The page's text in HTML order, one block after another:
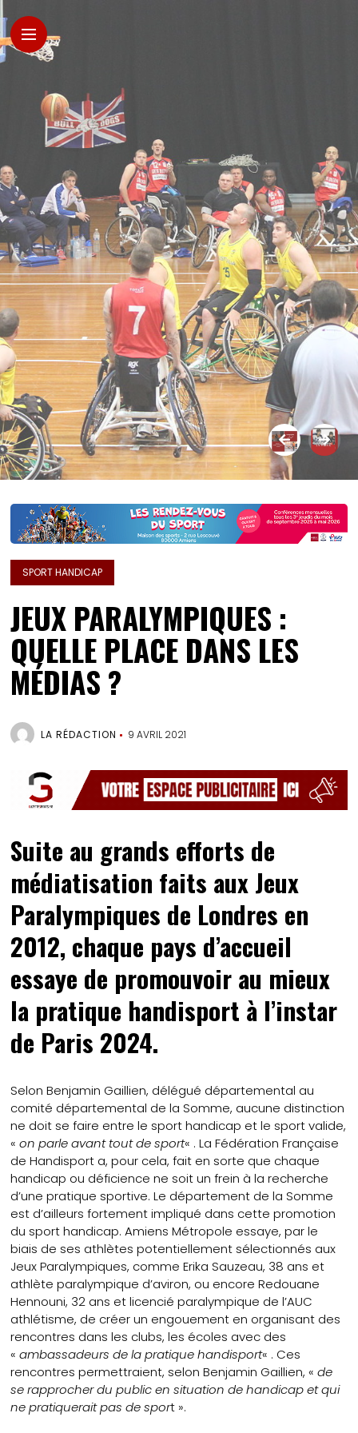
SPORT HANDICAP
JEUX PARALYMPIQUES :
QUELLE PLACE DANS LES
MÉDIAS ?
LA RÉDACTION 9 AVRIL 2021
Suite au grands efforts de
médiatisation faits aux Jeux
Paralympiques de Londres en
2012, chaque pays d’accueil
essaye de promouvoir au mieux
la pratique handisport à l’instar
de Paris 2024.
Selon Benjamin Gaillien, délégué départemental au
comité départemental de la Somme, aucune distinction
ne doit se faire entre le sport handicap et le sport valide,
«on parle avant tout de sport« . La Fédération Française
de Handisport a, pour cela, fait en sorte que chaque
handicap ou déficience ne soit un frein à la recherche
d’une pratique sportive. Le département de la Somme
est d’ailleurs fortement impliqué dans cette promotion
du sport handicap. Amiens Métropole essaye, par le
biais de ses athlètes potentiellement sélectionnés aux
Jeux Paralympiques, comme Erika Sauzeau, 38 ans et
athlète paralympique d’aviron, ou encore Redouane
Hennouni, 32 ans et licencié paralympique de l’AUC
athlétisme, de créer un engouement en organisant des
rencontres dans les clubs, les écoles avec des
«ambassadeurs de la pratique handisport« . Ces
rencontres permettraient, selon Benjamin Gaillien, «de
se rapprocher du public en situation de handicap et qui
ne pratiquerait pas de sport ».